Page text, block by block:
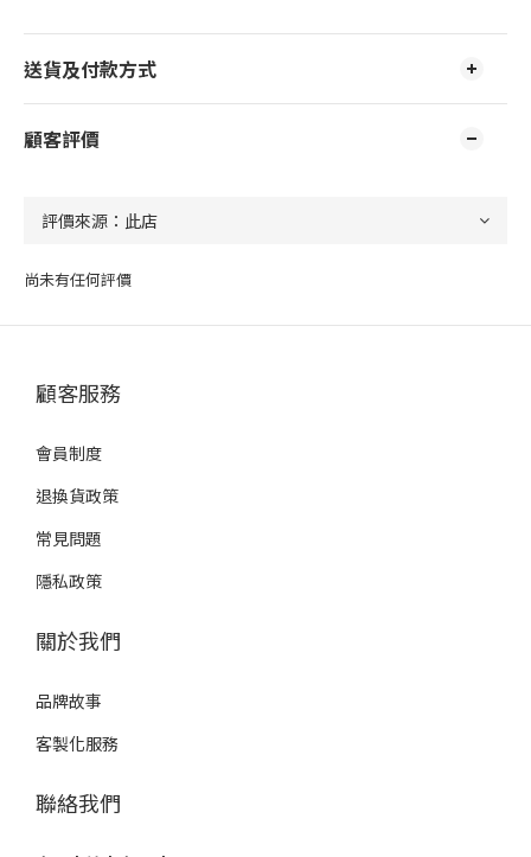
送貨及付款方式
顧客評價
尚未有任何評價
顧客服務
會員制度
退換貨政策
常見問題
隱私政策
關於我們
品牌故事
客製化服務
聯絡我們